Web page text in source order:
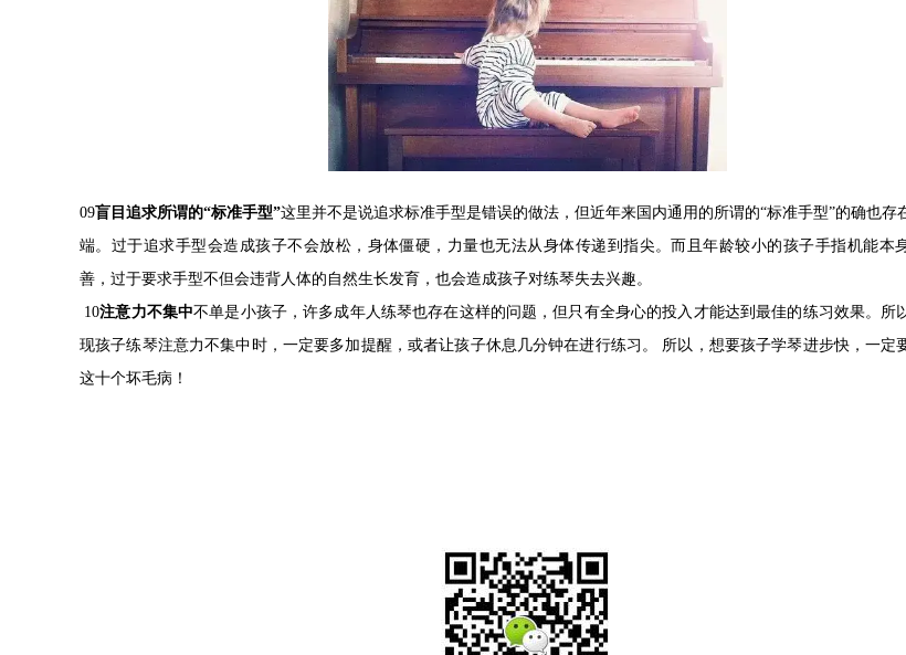
09盲目追求所谓的“标准手型”这里并不是说追求标准手型是错误的做法，但近年来国内通用的所谓的“标准手型”的确也存
端。过于追求手型会造成孩子不会放松，身体僵硬，力量也无法从身体传递到指尖。而且年龄较小的孩子手指机能本
善，过于要求手型不但会违背人体的自然生长发育，也会造成孩子对练琴失去兴趣。
10注意力不集中不单是小孩子，许多成年人练琴也存在这样的问题，但只有全身心的投入才能达到最佳的练习效果。所
现孩子练琴注意力不集中时，一定要多加提醒，或者让孩子休息几分钟在进行练习。 所以，想要孩子学琴进步快，一定
这十个坏毛病！